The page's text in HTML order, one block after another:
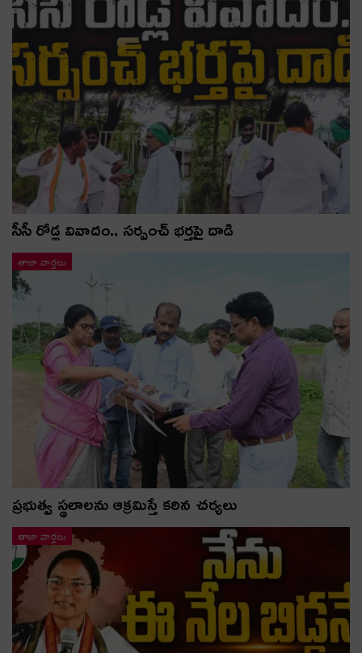
సీసీ రోడ్ల వివాదం.. స‌ర్పంచ్ భ‌ర్త‌పై దాడి
తాజా వార్తలు
ప్రభుత్వ స్థలాలను ఆక్రమిస్తే కఠిన చర్యలు
తాజా వార్తలు